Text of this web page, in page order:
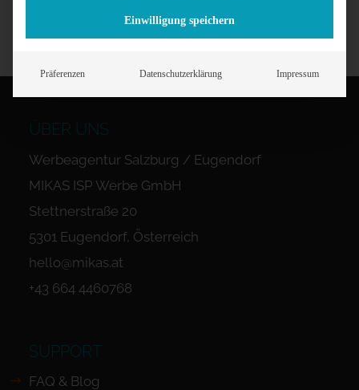
ÜBER UNS
Werbeagentur Salzburg / Eugendorf
MIKAS ISP Werbe GmbH
Stettnerstraße 20
5301 Eugendorf, Österreich
hello@mikas.at
+43 664 4460768
SUPPORT
FAQ & Blog
Einwilligung speichern
Präferenzen Datenschutzerklärung Impressum